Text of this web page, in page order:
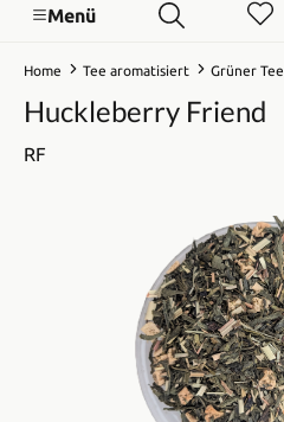
Menü
Home Tee aromatisiert Grüner Tee
Huckleberry Friend
RF
Bildergalerie überspringen